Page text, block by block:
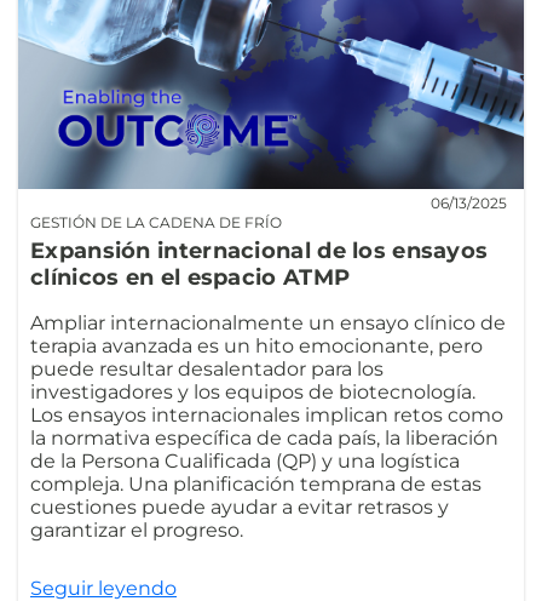
GESTIÓN DE LA CADENA DE FRÍO
06/13/2025
Expansión internacional de los ensayos
clínicos en el espacio ATMP
Ampliar internacionalmente un ensayo clínico de
terapia avanzada es un hito emocionante, pero
puede resultar desalentador para los
investigadores y los equipos de biotecnología.
Los ensayos internacionales implican retos como
la normativa específica de cada país, la liberación
de la Persona Cualificada (QP) y una logística
compleja. Una planificación temprana de estas
cuestiones puede ayudar a evitar retrasos y
garantizar el progreso.
Seguir leyendo